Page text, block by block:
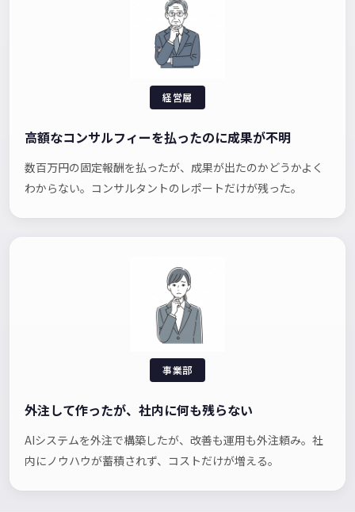
経営層
高額なコンサルフィーを払ったのに成果が不明
数百万円の固定報酬を払ったが、成果が出たのかどうかよく
わからない。コンサルタントのレポートだけが残った。
事業部
外注して作ったが、社内に何も残らない
AIシステムを外注で構築したが、改善も運用も外注頼み。社
内にノウハウが蓄積されず、コストだけが増える。